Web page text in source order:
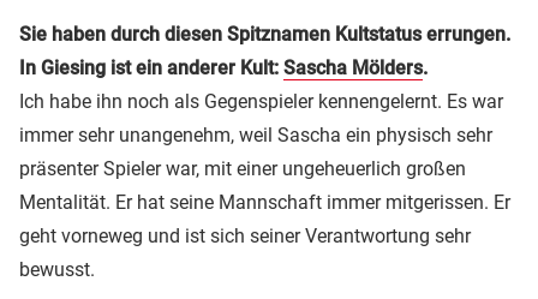
Sie haben durch diesen Spitznamen Kultstatus errungen.
In Giesing ist ein anderer Kult: Sascha Mölders.
Ich habe ihn noch als Gegenspieler kennengelernt. Es war
immer sehr unangenehm, weil Sascha ein physisch sehr
präsenter Spieler war, mit einer ungeheuerlich großen
Mentalität. Er hat seine Mannschaft immer mitgerissen. Er
geht vorneweg und ist sich seiner Verantwortung sehr
bewusst.